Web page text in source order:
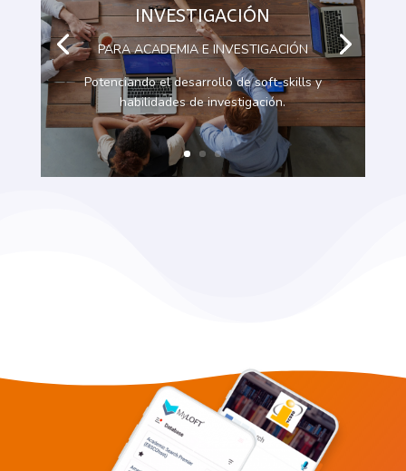
INVESTIGACIÓN
PARA ACADEMIA E INVESTIGACIÓN
Potenciando el desarrollo de soft-skills y
habilidades de investigación.